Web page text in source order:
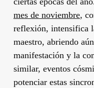
mes de noviembre,
reflexión, intensifica
maestro, abriendo
manifestación y la
similar, eventos
potenciar estas